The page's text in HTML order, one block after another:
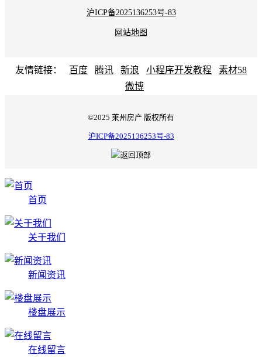
沪ICP备2025136253号-83
网站地图
友情链接： 百度 腾讯 新浪 小程序开发教程
素材58
微博
©2025 莱州房产 版权所有
沪ICP备2025136253号-83
首页
关于我们
新闻资讯
楼盘展示
在线留言